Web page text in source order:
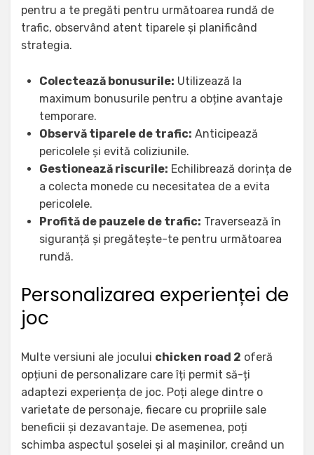
pentru a te pregăti pentru următoarea rundă de
trafic, observând atent tiparele și planificând
strategia.
Colectează bonusurile: Utilizează la
maximum bonusurile pentru a obține avantaje
temporare.
Observă tiparele de trafic: Anticipează
pericolele și evită coliziunile.
Gestionează riscurile: Echilibrează dorința de
a colecta monede cu necesitatea de a evita
pericolele.
Profită de pauzele de trafic: Traversează în
siguranță și pregătește-te pentru următoarea
rundă.
Personalizarea experienței de
joc
Multe versiuni ale jocului chicken road 2 oferă
opțiuni de personalizare care îți permit să-ți
adaptezi experiența de joc. Poți alege dintre o
varietate de personaje, fiecare cu propriile sale
beneficii și dezavantaje. De asemenea, poți
schimba aspectul șoselei și al mașinilor, creând un